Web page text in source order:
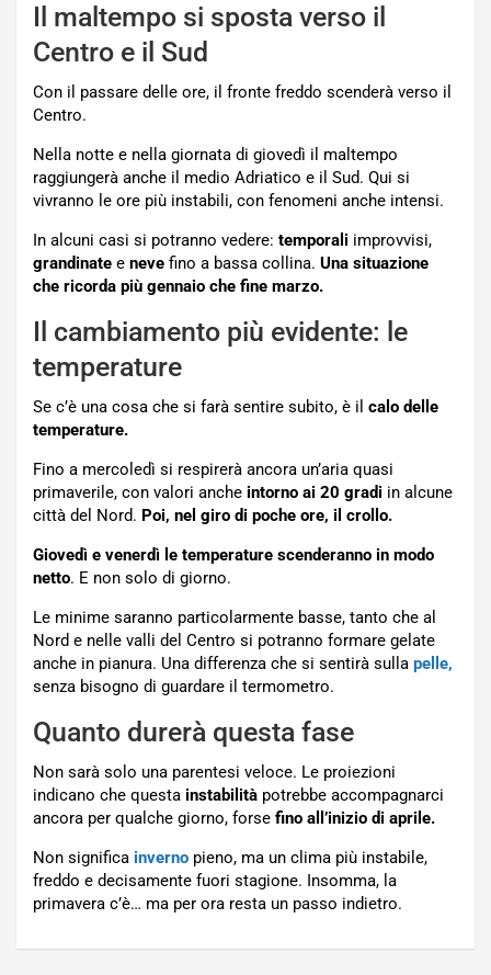
Il maltempo si sposta verso il
Centro e il Sud
Con il passare delle ore, il fronte freddo scenderà verso il
Centro.
Nella notte e nella giornata di giovedì il maltempo
raggiungerà anche il medio Adriatico e il Sud. Qui si
vivranno le ore più instabili, con fenomeni anche intensi.
In alcuni casi si potranno vedere: temporali improvvisi,
grandinate e neve fino a bassa collina. Una situazione
che ricorda più gennaio che fine marzo.
Il cambiamento più evidente: le
temperature
Se c’è una cosa che si farà sentire subito, è il calo delle
temperature.
Fino a mercoledì si respirerà ancora un’aria quasi
primaverile, con valori anche intorno ai 20 gradi in alcune
città del Nord. Poi, nel giro di poche ore, il crollo.
Giovedì e venerdì le temperature scenderanno in modo
netto. E non solo di giorno.
Le minime saranno particolarmente basse, tanto che al
Nord e nelle valli del Centro si potranno formare gelate
anche in pianura. Una differenza che si sentirà sulla pelle,
senza bisogno di guardare il termometro.
Quanto durerà questa fase
Non sarà solo una parentesi veloce. Le proiezioni
indicano che questa instabilità potrebbe accompagnarci
ancora per qualche giorno, forse fino all’inizio di aprile.
Non significa inverno pieno, ma un clima più instabile,
freddo e decisamente fuori stagione. Insomma, la
primavera c’è… ma per ora resta un passo indietro.